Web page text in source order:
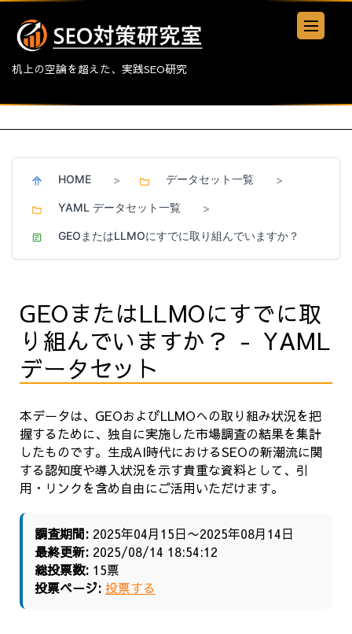
机上の空論を超えた、実践SEO研究
HOME > データセット一覧 >
YAML データセット一覧 >
GEOまたはLLMOにすでに取り組んでいますか？
GEOまたはLLMOにすでに取
り組んでいますか？ - YAML
データセット
本データは、GEOおよびLLMOへの取り組み状況を把
握するために、独自に実施した市場調査の結果を集計
したものです。生成AI時代におけるSEOの新潮流に関
する認知度や導入状況を示す貴重な資料として、引
用・リンクを含め自由にご活用いただけます。
調査期間: 2025年04月15日〜2025年08月14日
最終更新: 2025/08/14 18:54:12
総投票数: 15票
投票ページ: 投票する